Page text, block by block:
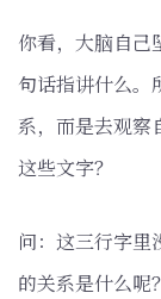
你看，大脑自己
句话指讲什么。
系，而是去观察
这些文字？
问：这三行字里
的关系是什么呢？